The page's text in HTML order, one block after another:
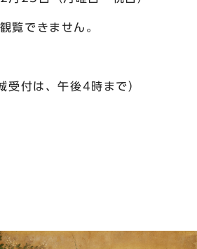
できません。
は、午後4時まで）